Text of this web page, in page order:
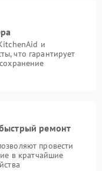
и
что гарантирует
ремонт
провести
в кратчайшие